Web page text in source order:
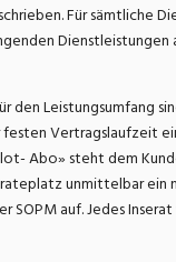
Für sämtliche
Dienstleistungen
Leistungsumfang
Vertragslaufzeit
Abo» steht dem
unmittelbar ein
auf. Jedes